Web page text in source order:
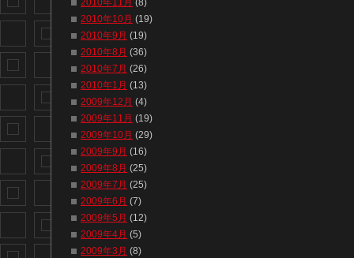
2010年11月 (8)
2010年10月 (19)
2010年9月 (19)
2010年8月 (36)
2010年7月 (26)
2010年1月 (13)
2009年12月 (4)
2009年11月 (19)
2009年10月 (29)
2009年9月 (16)
2009年8月 (25)
2009年7月 (25)
2009年6月 (7)
2009年5月 (12)
2009年4月 (5)
2009年3月 (8)